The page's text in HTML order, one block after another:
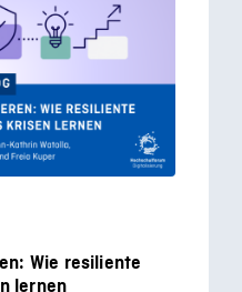
Wie resiliente
lernen